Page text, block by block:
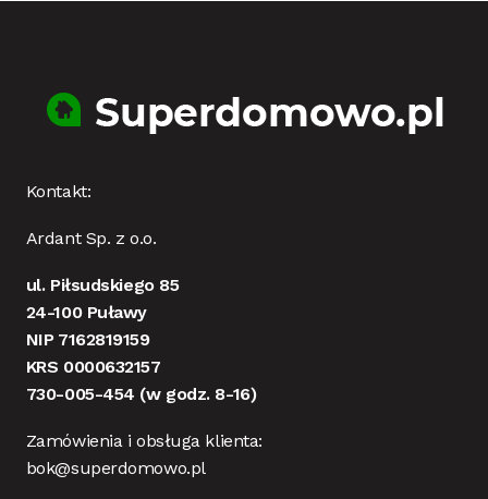
Kontakt:
Ardant Sp. z o.o.
ul. Piłsudskiego 85
24-100 Puławy
NIP 7162819159
KRS 0000632157
730-005-454 (w godz. 8-16)
Zamówienia i obsługa klienta:
bok@superdomowo.pl